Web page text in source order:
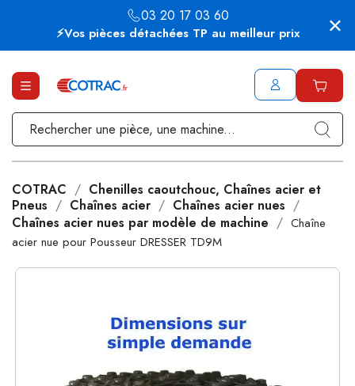
⚡Vos pièces détachées TP au meilleur prix
03 20 17 03 60
COTRAC
Chenilles caoutchouc, Chaînes acier et
Pneus
Chaînes acier
Chaînes acier nues
Chaînes acier nues par modèle de machine
Chaîne
acier nue pour Pousseur DRESSER TD9M